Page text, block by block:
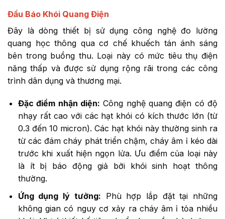
Đầu Báo Khói Quang Điện
Đây là dòng thiết bị sử dụng công nghệ đo lường
quang học thông qua cơ chế khuếch tán ánh sáng
bên trong buồng thu. Loại này có mức tiêu thụ điện
năng thấp và được sử dụng rộng rãi trong các công
trình dân dụng và thương mại.
Đặc điểm nhận diện: Công nghệ quang điện có độ
nhạy rất cao với các hạt khói có kích thước lớn (từ
0.3 đến 10 micron). Các hạt khói này thường sinh ra
từ các đám cháy phát triển chậm, cháy âm ỉ kéo dài
trước khi xuất hiện ngọn lửa. Ưu điểm của loại này
là ít bị báo động giả bởi khói sinh hoạt thông
thường.
Ứng dụng lý tưởng: Phù hợp lắp đặt tại những
không gian có nguy cơ xảy ra cháy âm ỉ tỏa nhiều